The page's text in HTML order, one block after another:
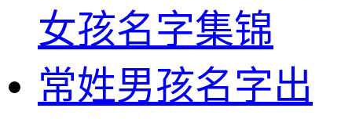
女孩名字集锦
常姓男孩名字出